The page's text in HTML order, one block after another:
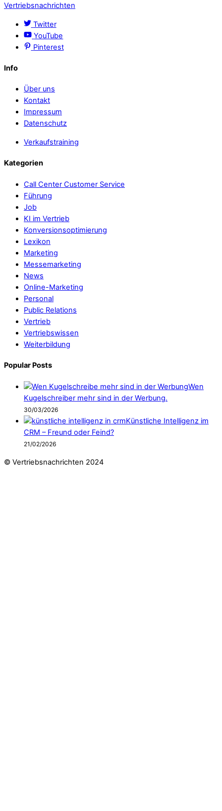
Vertriebsnachrichten
Twitter
YouTube
Pinterest
Info
Über uns
Kontakt
Impressum
Datenschutz
Verkaufstraining
Kategorien
Call Center Customer Service
Führung
Job
KI im Vertrieb
Konversionsoptimierung
Lexikon
Marketing
Messemarketing
News
Online-Marketing
Personal
Public Relations
Vertrieb
Vertriebswissen
Weiterbildung
Popular Posts
Wen
Kugelschreiber mehr sind in der Werbung.
30/03/2026
Künstliche Intelligenz im
CRM – Freund oder Feind?
21/02/2026
© Vertriebsnachrichten 2024